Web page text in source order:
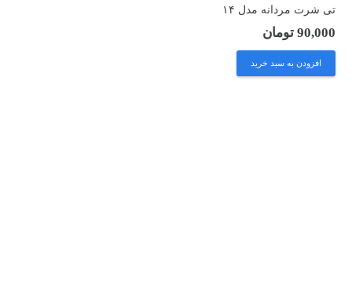
تی شرت مردانه مدل ۱۴
90,000 تومان
افزودن به سبد خرید